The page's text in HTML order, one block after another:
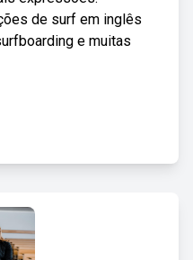
de surf em inglês
e muitas